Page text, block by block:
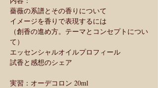
薔薇の系譜とその香りについて
イメージを香りで表現するには
（創香の進め方。テーマとコンセプトについ
て）
エッセンシャルオイルプロフィール
試香と感想のシェア
実習：オーデコロン 20ml